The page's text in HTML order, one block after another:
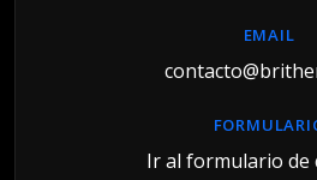
EMAIL
Ir al formulario de